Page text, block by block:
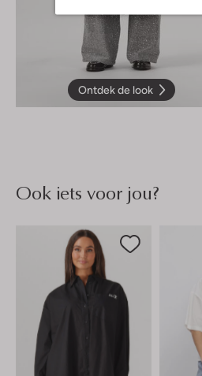
Ontdek de look
Ook iets voor jou?